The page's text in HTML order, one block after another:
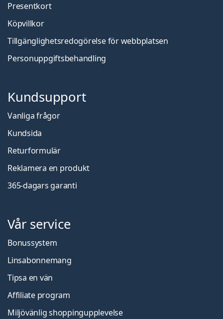
Presentkort
Köpvillkor
Tillgänglighetsredogörelse för webbplatsen
Personuppgiftsbehandling
Kundsupport
Vanliga frågor
Kundsida
Returformulär
Reklamera en produkt
365-dagars garanti
Vår service
Bonussystem
Linsabonnemang
Tipsa en vän
Affiliate program
Miljövänlig shoppingupplevelse